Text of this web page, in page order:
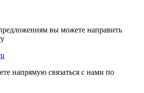
вы можете направить
напрямую связаться с нами по